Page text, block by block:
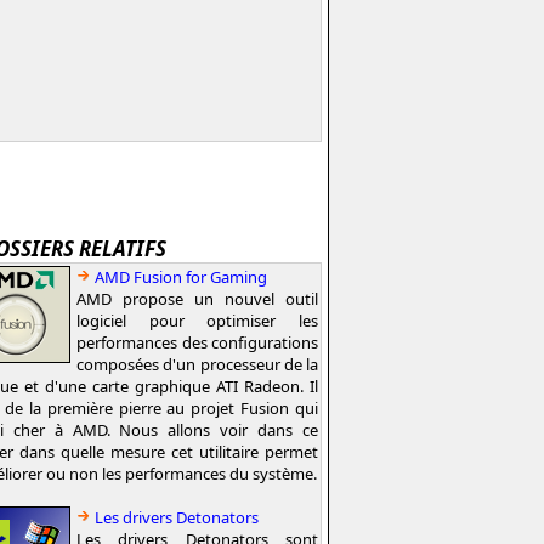
RELATIFS
AMD Fusion for Gaming
AMD propose un nouvel outil
logiciel pour optimiser les
performances des configurations
composées d'un processeur de la
et d'une carte graphique ATI Radeon. Il
de la première pierre au projet Fusion qui
cher à AMD. Nous allons voir dans ce
dans quelle mesure cet utilitaire permet
ou non les performances du système.
Les drivers Detonators
Les drivers Detonators sont